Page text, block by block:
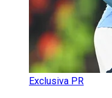
Exclusiva PR